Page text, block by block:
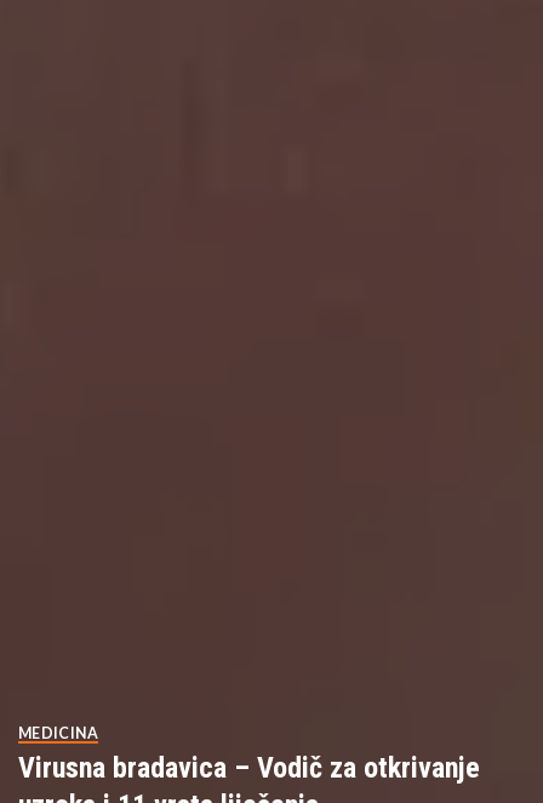
MEDICINA
Virusna bradavica – Vodič za otkrivanje